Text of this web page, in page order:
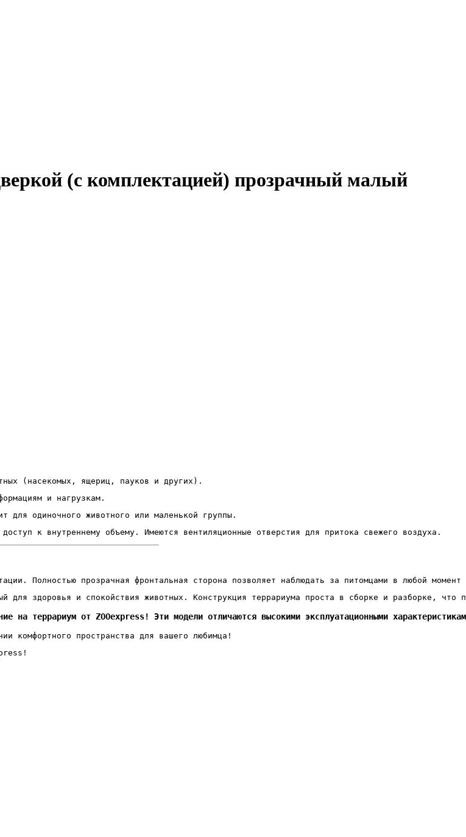
(с комплектацией) прозрачный малый
(насекомых, ящериц, пауков и других).
и нагрузкам.
для одиночного животного или маленькой группы.
к внутреннему объему. Имеются вентиляционные отверстия для притока свежего воздуха.
Полностью прозрачная фронтальная сторона позволяет наблюдать за питомцами в любой
для здоровья и спокойствия животных. Конструкция террариума проста в сборке и разборке, что
на террариум от ZOOexpress! Эти модели отличаются высокими эксплуатационными
комфортного пространства для вашего любимца!